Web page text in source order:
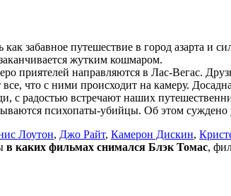
забавное путешествие в город азарта и
жутким кошмаром.
направляются в Лас-Вегас.
что с ними происходит на камеру.
радостью встречают наших
психопаты-убийцы. Об этом
Лоутон, Джо Райт, Камерон Дискин,
в каких фильмах снимался Блэк Томас,